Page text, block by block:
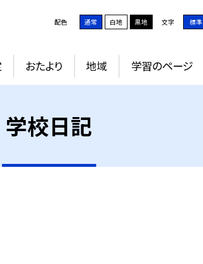
配色 通常 白地 黒地 文字 標準
おたより 地域 学習のページ
学校日記